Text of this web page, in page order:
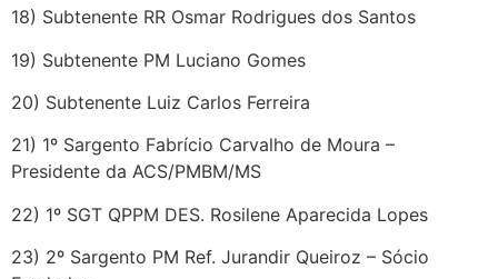
18) Subtenente RR Osmar Rodrigues dos Santos
19) Subtenente PM Luciano Gomes
20) Subtenente Luiz Carlos Ferreira
21) 1º Sargento Fabrício Carvalho de Moura –
Presidente da ACS/PMBM/MS
22) 1º SGT QPPM DES. Rosilene Aparecida Lopes
23) 2º Sargento PM Ref. Jurandir Queiroz – Sócio